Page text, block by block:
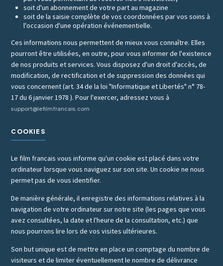
soit d'un abonnement de votre part au magazine
soit de la saisie complète de vos coordonnées par vos soins à
l'occasion d'une opération événementielle.
Ces informations nous permettent de mieux vous connaître. Elles
pourront être utilisées, en outre, pour vous informer de l'existence
de nos produits et services. Vous disposez d'un droit d'accès, de
modification, de rectification et de suppression des données qui
vous concernent (art. 34 de la loi "Informatique et Libertés" n° 78-
17 du 6 janvier 1978 ). Pour l'exercer, adressez vous à
support@lefilmfrancais.com
COOKIES
Le film francais vous informe qu'un cookie est placé dans votre
ordinateur lorsque vous naviguez sur son site. Un cookie ne nous
permet pas de vous identifier.
De manière générale, il enregistre des informations relatives à la
navigation de votre ordinateur sur notre site (les pages que vous
avez consultées, la date et l'heure de la consultation, etc.) que
nous pourrons lire lors de vos visites ultérieures.
Son but unique est de mettre en place un comptage du nombre de
visiteurs et de limiter éventuellement le nombre de délivrance